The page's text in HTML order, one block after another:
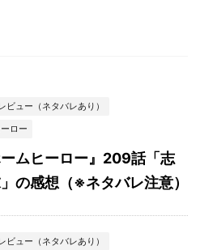
ビュー（ネタバレあり）
ロー
ームヒーロー』209話「志
の感想（※ネタバレ注意）
ビュー（ネタバレあり）